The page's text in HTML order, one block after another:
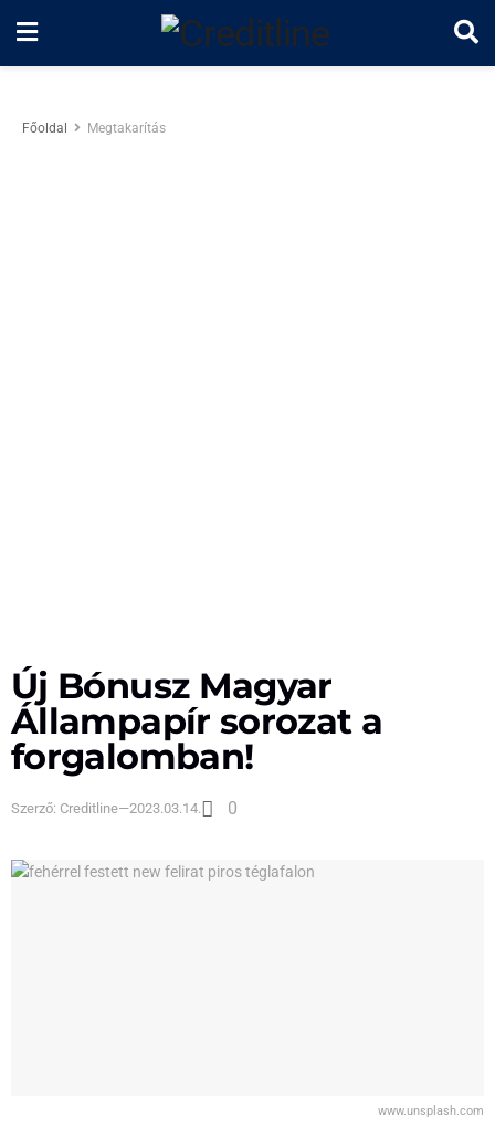
Főoldal Megtakarítás
Új Bónusz Magyar
Állampapír sorozat a
forgalomban!
Szerző: Creditline—2023.03.14. 0
www.unsplash.com